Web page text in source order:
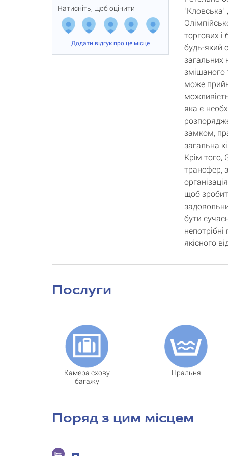
Натисніть, щоб оцінити
Додати відгук про це місце
"Кловська"
торгових і
будь-який
загальних
змішаного
може
яка є
замком,
загальна
Крім того,
трансфер,
щоб
бути
якісного
Послуги
Камера схову
багажу
Пральня
Поряд з цим місцем